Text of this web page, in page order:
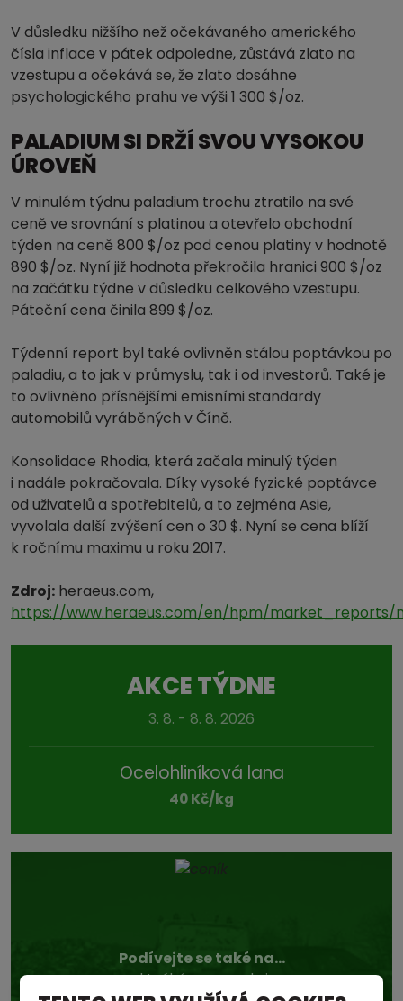
V důsledku nižšího než očekávaného amerického
čísla inflace v pátek odpoledne, zůstává zlato na
vzestupu a očekává se, že zlato dosáhne
psychologického prahu ve výši 1 300 $/oz.
PALADIUM SI DRŽÍ SVOU VYSOKOU
ÚROVEŇ
V minulém týdnu paladium trochu ztratilo na své
ceně ve srovnání s platinou a otevřelo obchodní
týden na ceně 800 $/oz pod cenou platiny v hodnotě
890 $/oz. Nyní již hodnota překročila hranici 900 $/oz
na začátku týdne v důsledku celkového vzestupu.
Páteční cena činila 899 $/oz.
Týdenní report byl také ovlivněn stálou poptávkou po
paladiu, a to jak v průmyslu, tak i od investorů. Také je
to ovlivněno přísnějšími emisními standardy
automobilů vyráběných v Číně.
Konsolidace Rhodia, která začala minulý týden
i nadále pokračovala. Díky vysoké fyzické poptávce
od uživatelů a spotřebitelů, a to zejména Asie,
vyvolala další zvýšení cen o 30 $. Nyní se cena blíží
k ročnímu maximu u roku 2017.
Zdroj: heraeus.com,
https://www.heraeus.com/en/hpm/market_reports/
AKCE TÝDNE
3. 8. - 8. 8. 2026
Ocelohliníková lana
40 Kč/kg
Podívejte se také na...
aktuální ceny v sekci